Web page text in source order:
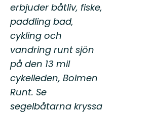
erbjuder båtliv, fiske,
paddling bad,
cykling och
vandring runt sjön
på den 13 mil
cykelleden, Bolmen
Runt. Se
segelbåtarna kryssa